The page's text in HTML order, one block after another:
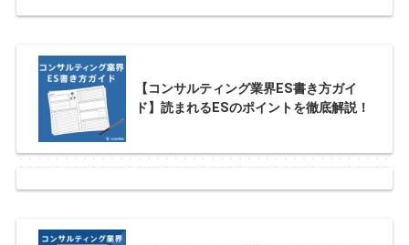
【コンサルティング業界ES書き方ガイ
ド】読まれるESのポイントを徹底解説！